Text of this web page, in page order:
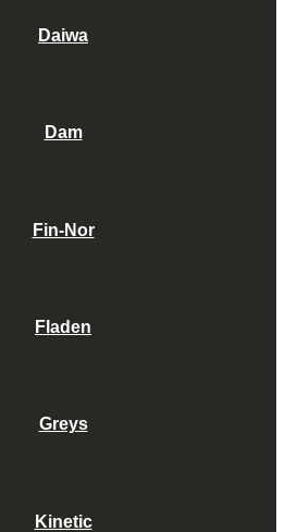
Daiwa
Dam
Fin-Nor
Fladen
Greys
Kinetic